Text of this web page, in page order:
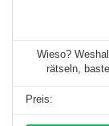
Wieso?
rätseln,